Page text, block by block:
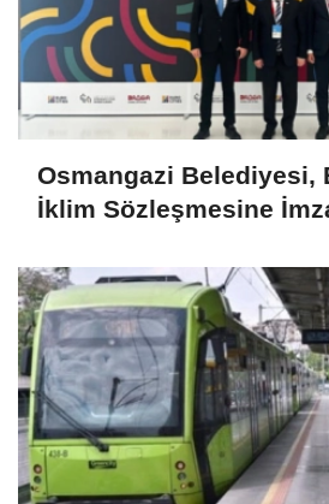
Osmangazi Belediyesi,
İklim Sözleşmesine